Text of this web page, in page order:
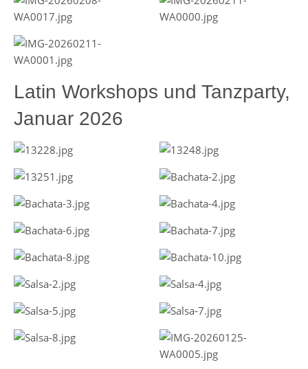
Latin Workshops und Tanzparty,
Januar 2026